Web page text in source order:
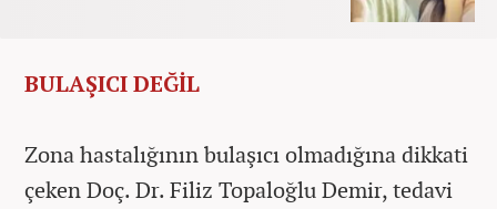
BULAŞICI DEĞİL
Zona hastalığının bulaşıcı olmadığına dikkati
çeken Doç. Dr. Filiz Topaloğlu Demir, tedavi